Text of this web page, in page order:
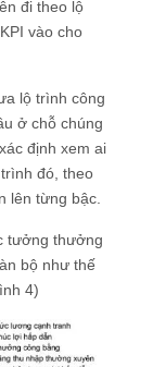
đi theo lộ
vào cho
lộ trình công
ở chỗ chúng
định xem ai
đó, theo
lên từng bậc.
tưởng thưởng
bộ như thế
4)